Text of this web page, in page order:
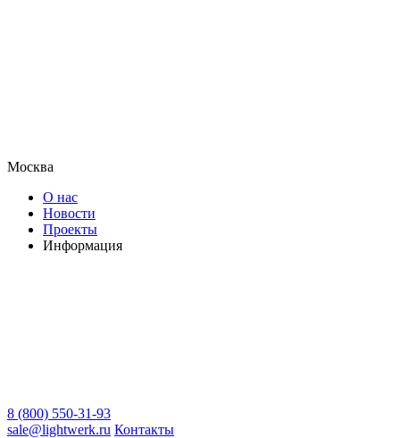
Москва
О нас
Новости
Проекты
Информация
8 (800) 550-31-93
sale@lightwerk.ru Контакты